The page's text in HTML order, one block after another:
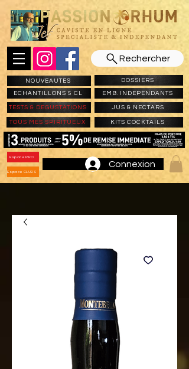
Rechercher
NOUVEAUTES
ECHANTILLONS 5 CL
DOSSIERS
EMB. INDEPENDANTS
TESTS & DEGUSTATIONS JUS & NECTARS
TOUS MES SPIRITUEUX KITS COCKTAILS
Espace PRO
Espace CLUBS
Connexion